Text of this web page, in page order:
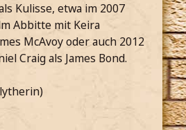
Kulisse, etwa im 2007
Abbitte mit Keira
McAvoy oder auch 2012
Craig als James Bond.